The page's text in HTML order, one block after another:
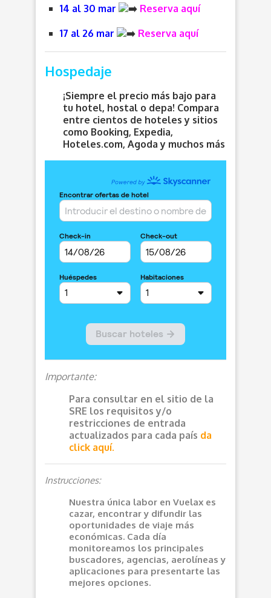
14 al 30 mar Reserva aquí
17 al 26 mar Reserva aquí
Hospedaje
¡Siempre el precio más bajo para
tu hotel, hostal o depa! Compara
entre cientos de hoteles y sitios
como Booking, Expedia,
Hoteles.com, Agoda y muchos más
Importante:
Para consultar en el sitio de la
SRE los requisitos y/o
restricciones de entrada
actualizados para cada país da
click aquí.
Instrucciones:
Nuestra única labor en Vuelax es
cazar, encontrar y difundir las
oportunidades de viaje más
económicas. Cada día
monitoreamos los principales
buscadores, agencias, aerolíneas y
aplicaciones para presentarte las
mejores opciones.